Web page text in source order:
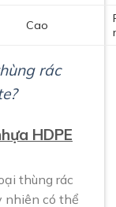
Cao
rác
HDPE
thùng rác
nhiên có thể